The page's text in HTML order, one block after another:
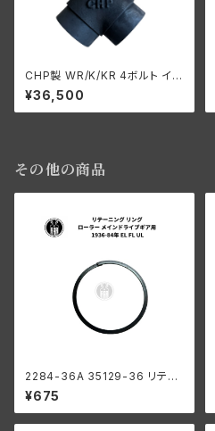
CHP製 WR/K/KR 4ボルト イン
テ ークマニホールド
¥36,500
その他の商品
2284-36A 35129-36 リテー
ニング リング ローラー メインド
ライブギア用 ハーレーダビッド
ソン 1936-84年 EL FL UL
¥675